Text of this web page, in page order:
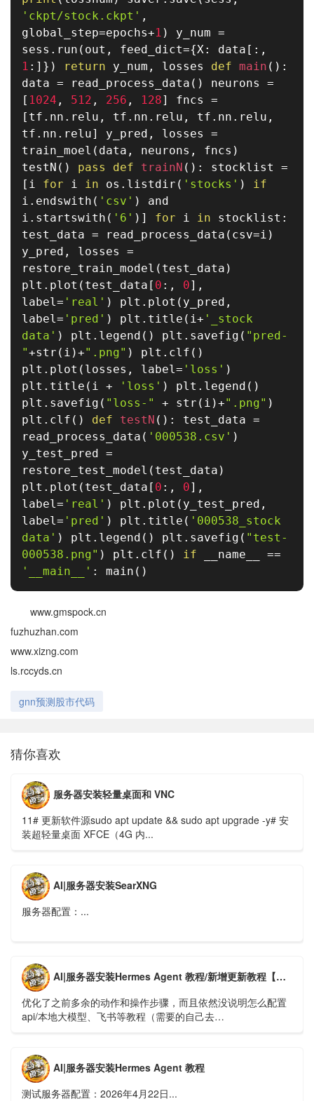
'ckpt/stock.ckpt' ,
global_step=epochs+1 ) y_num =
sess . run ( out , feed_dict={X : data [ : ,
1 : ] } ) return y_num , losses def main ( ) :
data = read_process_data ( ) neurons =
[ 1024 , 512 , 256 , 128] fncs =
[ tf . nn . relu , tf . nn . relu , tf . nn . relu ,
tf . nn . relu] y_pred , losses =
train_moel ( data , neurons , fncs )
testN ( ) pass def trainN ( ) : stocklist =
[ i for i in os . listdir ( 'stocks' )
if
i . endswith ( 'csv' )
and
i . startswith ( '6' ) ] for i in stocklist :
test_data = read_process_data ( csv=i )
y_pred , losses =
restore_train_model ( test_data )
plt . plot ( test_data [ 0 : , 0] ,
label = 'real' ) plt . plot ( y_pred ,
label = 'pred' ) plt . title ( i + '_stock
data' ) plt . legend ( ) plt . savefig ( "pred-
"+str ( i )+".png" ) plt . clf ( )
plt . plot ( losses , label = 'loss' )
plt . title ( i + 'loss' ) plt . legend ( )
plt . savefig ( "loss-" + str ( i )+".png" )
plt . clf ( ) def testN ( ) : test_data =
read_process_data ( '000538.csv' )
y_test_pred =
restore_test_model ( test_data )
plt . plot ( test_data [ 0 : , 0] ,
label = 'real' ) plt . plot ( y_test_pred ,
label = 'pred' ) plt . title ( '000538_stock
data' ) plt . legend ( ) plt . savefig ( "test-
000538.png" ) plt . clf ( ) if __name__ ==
'__main__' : main ( )
www.gmspock.cn
fuzhuzhan.com
www.xizng.com
ls.rccyds.cn
gnn预测股市代码
猜你喜欢
服务器安装轻量桌面和 VNC
11# 更新软件源sudo apt update && sudo apt upgrade -y# 安
装超轻量桌面 XFCE（4G 内...
AI|服务器安装SearXNG
服务器配置：...
AI|服务器安装Hermes Agent 教程/新增更新教程【新版】
优化了之前多余的动作和操作步骤，而且依然没说明怎么配置
api/本地大模型、飞书等教程（需要的自己去
AI|服务器安装Hermes Agent 教程
测试服务器配置：2026年4月22日...